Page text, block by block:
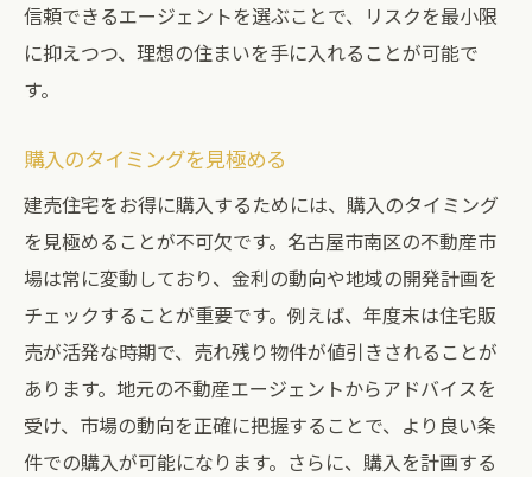
信頼できるエージェントを選ぶことで、リスクを最小限
に抑えつつ、理想の住まいを手に入れることが可能で
す。
購入のタイミングを見極める
建売住宅をお得に購入するためには、購入のタイミング
を見極めることが不可欠です。名古屋市南区の不動産市
場は常に変動しており、金利の動向や地域の開発計画を
チェックすることが重要です。例えば、年度末は住宅販
売が活発な時期で、売れ残り物件が値引きされることが
あります。地元の不動産エージェントからアドバイスを
受け、市場の動向を正確に把握することで、より良い条
件での購入が可能になります。さらに、購入を計画する